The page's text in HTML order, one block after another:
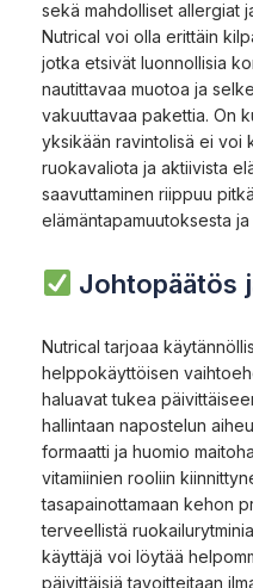
sekä mahdolliset allergiat
Nutrical voi olla erittäin
jotka etsivät luonnollisia
nautittavaa muotoa ja
vakuuttavaa pakettia. On
yksikään ravintolisä ei voi
ruokavaliota ja aktiivista
saavuttaminen riippuu
elämäntapamuutoksesta
Johtopäätös
Nutrical tarjoaa
helppokäyttöisen
haluavat tukea
hallintaan napostelun
formaatti ja huomio
vitamiinien rooliin
tasapainottamaan kehon
terveellistä
käyttäjä voi löytää
päivittäisiä tavoitteitaan